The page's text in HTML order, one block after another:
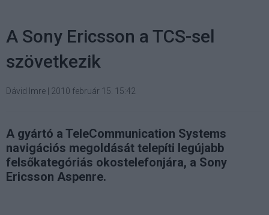
A Sony Ericsson a TCS-sel
szövetkezik
Dávid Imre 2010 február 15. 15:42
A gyártó a TeleCommunication Systems
navigációs megoldását telepíti legújabb
felsőkategóriás okostelefonjára, a Sony
Ericsson Aspenre.